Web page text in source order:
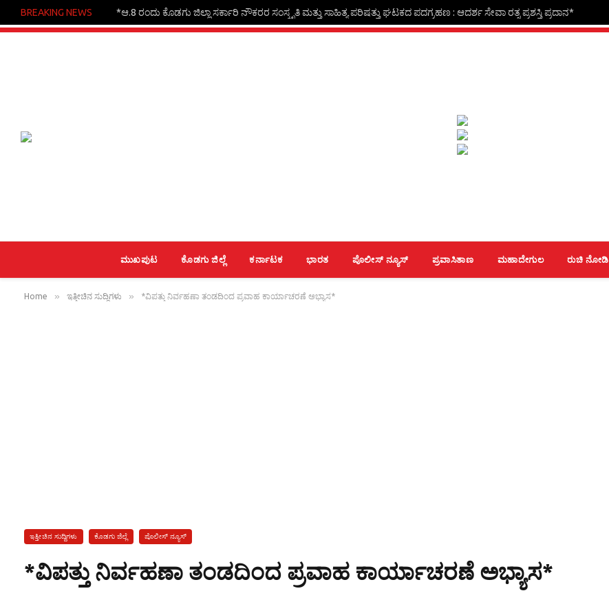
BREAKING NEWS *ಆ.8 ರಂದು ಕೊಡಗು ಜಿಲ್ಲಾ ಸರ್ಕಾರಿ ನೌಕರರ ಸಂಸ್ಕೃತಿ ಮತ್ತು ಸಾಹಿತ್ಯ ಪರಿಷತ್ತು ಘಟಕದ ಪದಗ್ರಹಣ : ಆದರ್ಶ ಸೇವಾ ರತ್ನ ಪ್ರಶಸ್ತಿ ಪ್ರದಾನ*
ಮುಖಪುಟ ಕೊಡಗು ಜಿಲ್ಲೆ ಕರ್ನಾಟಕ ಭಾರತ ಪೊಲೀಸ್ ನ್ಯೂಸ್ ಪ್ರವಾಸಿತಾಣ ಮಹಾದೇಗುಲ ರುಚಿ ನೋಡಿ
Home » ಇತ್ತೀಚಿನ ಸುದ್ದಿಗಳು » *ವಿಪತ್ತು ನಿರ್ವಹಣಾ ತಂಡದಿಂದ ಪ್ರವಾಹ ಕಾರ್ಯಾಚರಣೆ ಅಭ್ಯಾಸ*
ಇತ್ತೀಚಿನ ಸುದ್ದಿಗಳು ಕೊಡಗು ಜಿಲ್ಲೆ ಪೊಲೀಸ್ ನ್ಯೂಸ್
*ವಿಪತ್ತು ನಿರ್ವಹಣಾ ತಂಡದಿಂದ ಪ್ರವಾಹ ಕಾರ್ಯಾಚರಣೆ ಅಭ್ಯಾಸ*